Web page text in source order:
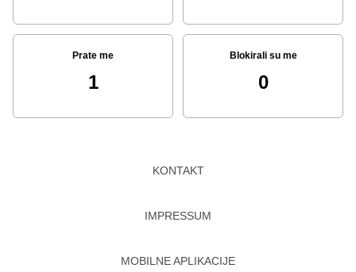
Prate me
1
Blokirali su me
0
KONTAKT
IMPRESSUM
MOBILNE APLIKACIJE